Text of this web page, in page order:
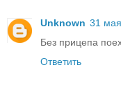
Unknown 31
Без прицепа
Ответить